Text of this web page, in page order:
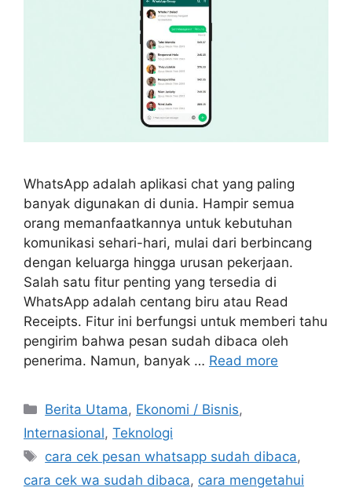
WhatsApp adalah aplikasi chat yang paling
banyak digunakan di dunia. Hampir semua
orang memanfaatkannya untuk kebutuhan
komunikasi sehari-hari, mulai dari berbincang
dengan keluarga hingga urusan pekerjaan.
Salah satu fitur penting yang tersedia di
WhatsApp adalah centang biru atau Read
Receipts. Fitur ini berfungsi untuk memberi tahu
pengirim bahwa pesan sudah dibaca oleh
penerima. Namun, banyak … Read more
C
a
e
g
Berita Utama, Ekonomi / Bisnis,
Internasional, Teknologi
T
a
cara cek pesan whatsapp sudah dibaca,
cara cek wa sudah dibaca, cara mengetahui